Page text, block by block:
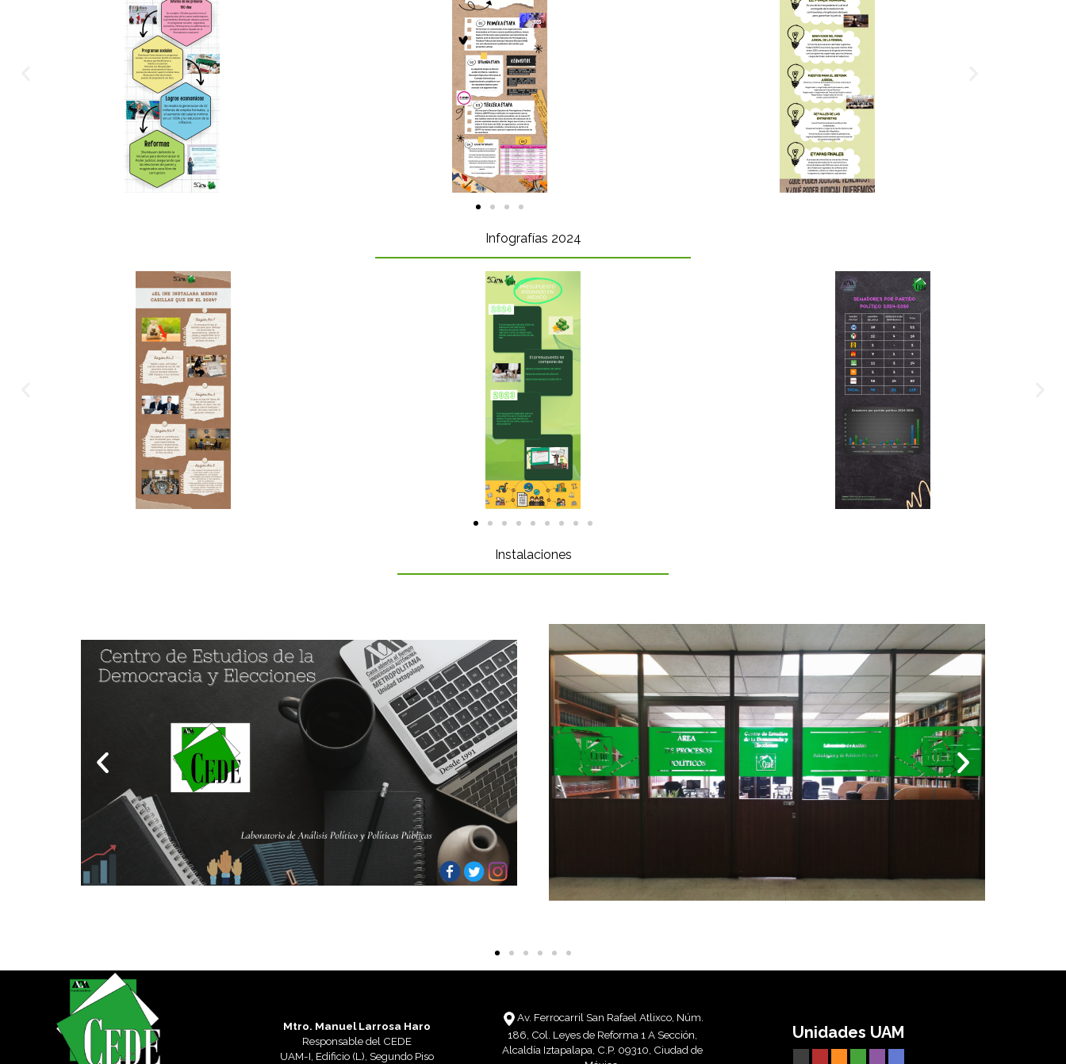
Infografías 2024
Instalaciones
Mtro. Manuel Larrosa Haro
Responsable del CEDE
UAM-I, Edificio (L), Segundo Piso
Av. Ferrocarril San Rafael Atlixco, Núm.
186, Col. Leyes de Reforma 1 A Sección,
Alcaldía Iztapalapa, C.P. 09310, Ciudad de
Unidades UAM